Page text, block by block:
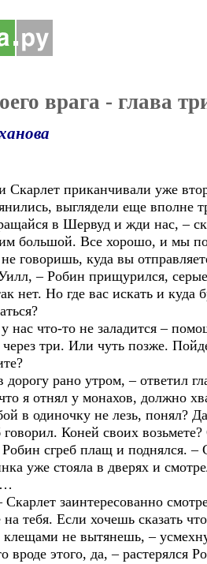
врага - глава
Скарлет приканчивали уже
выглядели еще вполне
в Шервуд и жди нас, –
большой. Все хорошо, и мы
говоришь, куда вы
– Робин прищурился, серые
нет. Но где вас искать и куда
нас что-то не заладится –
через три. Или чуть позже.
дорогу рано утром, – ответил
я отнял у монахов, должно
в одиночку не лезь, понял?
говорил. Коней своих
сгреб плащ и поднялся. –
уже стояла в дверях и
заинтересованно
тебя. Если хочешь сказать
клещами не вытянешь, –
вроде этого, да, – растерялся